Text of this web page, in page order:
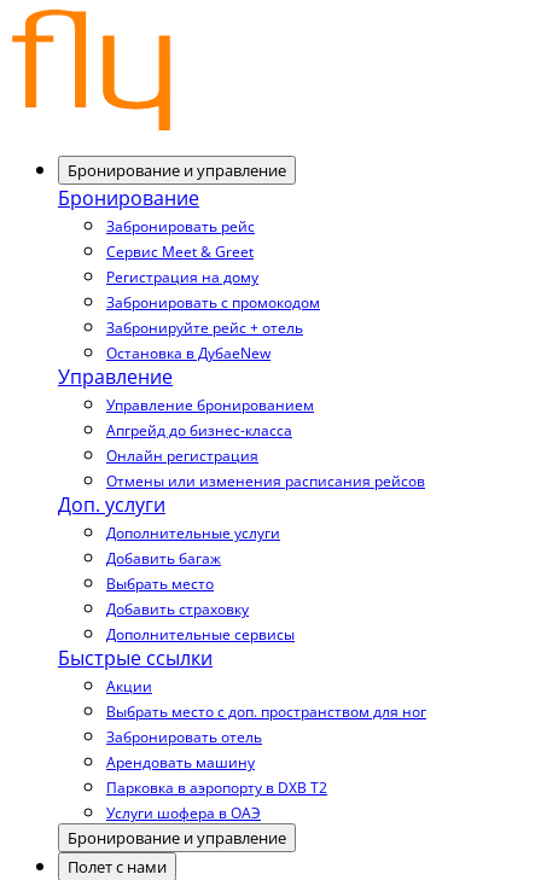
Бронирование и управление
Бронирование
Забронировать рейс
Сервис Meet & Greet
Регистрация на дому
Забронировать с промокодом
Забронируйте рейс + отель
Остановка в ДубаеNew
Управление
Управление бронированием
Апгрейд до бизнес-класса
Онлайн регистрация
Отмены или изменения расписания рейсов
Доп. услуги
Дополнительные услуги
Добавить багаж
Выбрать место
Добавить страховку
Дополнительные сервисы
Быстрые ссылки
Акции
Выбрать место с доп. пространством для ног
Забронировать отель
Арендовать машину
Парковка в аэропорту в DXB T2
Услуги шофера в ОАЭ
Бронирование и управление
Полет с нами